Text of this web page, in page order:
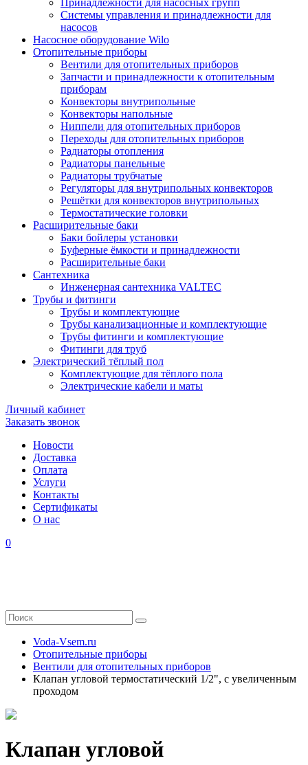
Принадлежности для насосных групп
Системы управления и принадлежности для
насосов
Насосное оборудование Wilo
Отопительные приборы
Вентили для отопительных приборов
Запчасти и принадлежности к отопительным
приборам
Конвекторы внутрипольные
Конвекторы напольные
Ниппели для отопительных приборов
Переходы для отопительных приборов
Радиаторы отопления
Радиаторы панельные
Радиаторы трубчатые
Регуляторы для внутрипольных конвекторов
Решётки для конвекторов внутрипольных
Термостатические головки
Расширительные баки
Баки бойлеры установки
Буферные ёмкости и принадлежности
Расширительные баки
Сантехника
Инженерная сантехника VALTEC
Трубы и фитинги
Трубы и комплектующие
Трубы канализационные и комплектующие
Трубы фитинги и комплектующие
Фитинги для труб
Электрический тёплый пол
Комплектующие для тёплого пола
Электрические кабели и маты
Личный кабинет
Заказать звонок
Новости
Доставка
Оплата
Услуги
Контакты
Cертификаты
О нас
0
Voda-Vsem.ru
Отопительные приборы
Вентили для отопительных приборов
Клапан угловой термостатический 1/2", с увеличенным
проходом
Клапан угловой